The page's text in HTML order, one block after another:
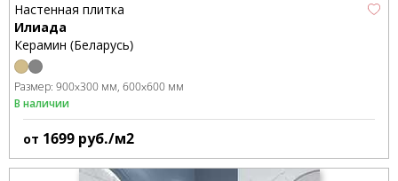
Настенная плитка
Илиада
Керамин (Беларусь)
Размер: 900x300 мм 600x600 мм
В наличии
от 1699 руб./м2